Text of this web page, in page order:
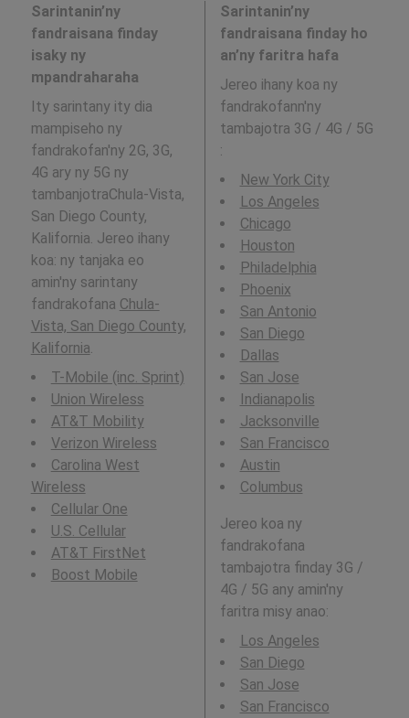
Sarintanin’ny
fandraisana finday
isaky ny
mpandraharaha
Ity sarintany ity dia
mampiseho ny
fandrakofan'ny 2G, 3G,
4G ary ny 5G ny
tambanjotraChula-Vista,
San Diego County,
Kalifornia. Jereo ihany
koa: ny tanjaka eo
amin'ny sarintany
fandrakofana Chula-
Vista, San Diego County,
Kalifornia
T-Mobile (inc. Sprint)
Union Wireless
AT&T Mobility
Verizon Wireless
Carolina West
Wireless
Cellular One
U.S. Cellular
AT&T FirstNet
Boost Mobile
Sarintanin’ny
fandraisana finday ho
an’ny faritra hafa
Jereo ihany koa ny
fandrakofann'ny
tambajotra 3G / 4G / 5G
:
New York City
Los Angeles
Chicago
Houston
Philadelphia
Phoenix
San Antonio
San Diego
Dallas
San Jose
Indianapolis
Jacksonville
San Francisco
Austin
Columbus
Jereo koa ny
fandrakofana
tambajotra finday 3G /
4G / 5G any amin'ny
faritra misy anao:
Los Angeles
San Diego
San Jose
San Francisco